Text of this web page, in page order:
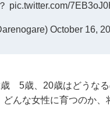
pic.twitter.com/
October 16,
歳、20歳はどうなる
んな女性に育つのか、